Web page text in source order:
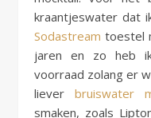
kraantjeswater dat
Sodastreamtoestel
jaren en zo heb
voorraad zolang er
lieverbruiswater
smaken, zoals